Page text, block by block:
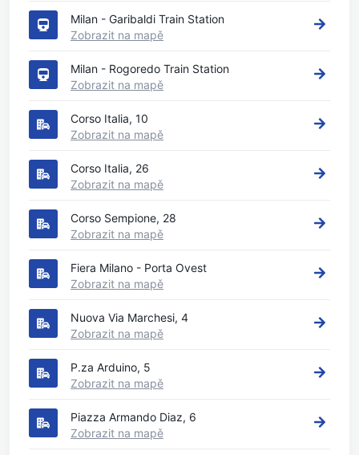
Milan - Garibaldi Train Station
Zobrazit na mapě
Milan - Rogoredo Train Station
Zobrazit na mapě
Corso Italia, 10
Zobrazit na mapě
Corso Italia, 26
Zobrazit na mapě
Corso Sempione, 28
Zobrazit na mapě
Fiera Milano - Porta Ovest
Zobrazit na mapě
Nuova Via Marchesi, 4
Zobrazit na mapě
P.za Arduino, 5
Zobrazit na mapě
Piazza Armando Diaz, 6
Zobrazit na mapě